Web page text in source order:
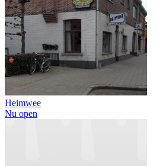
Heimwee
Nu open